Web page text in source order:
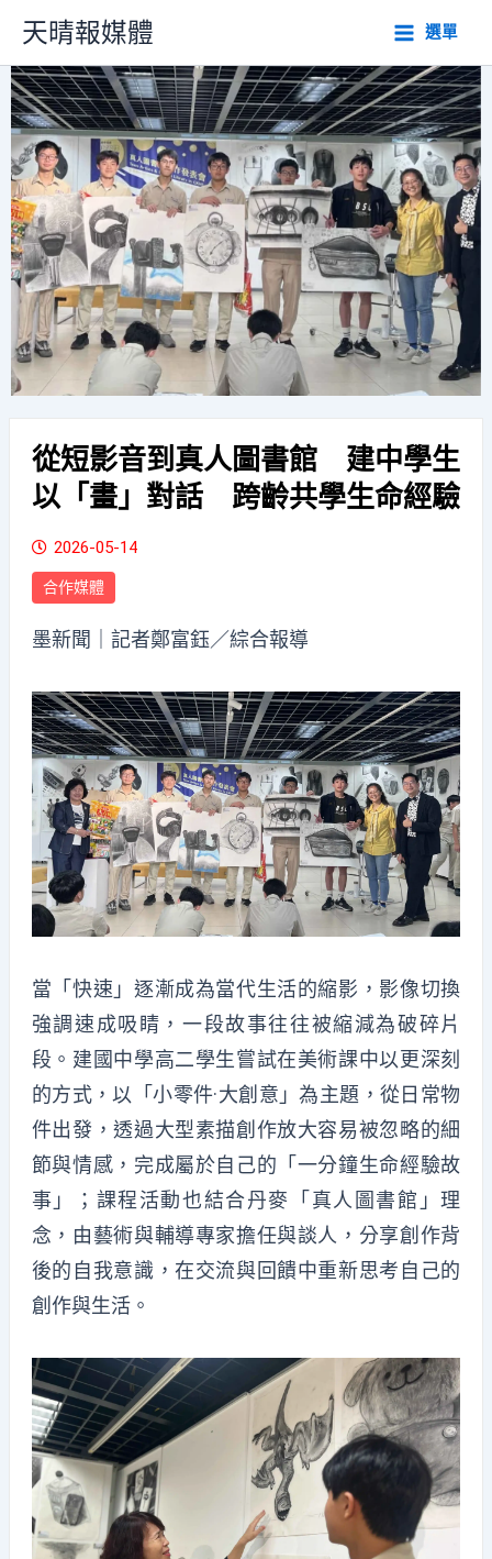
主
要
內
容
天晴報媒體 選單
從短影音到真人圖書館 建中學生
以「畫」對話 跨齡共學生命經驗
2026-05-14
合作媒體
墨新聞 ｜記者鄭富鈺／綜合報導
當「快速」逐漸成為當代生活的縮影，影像切換
強調速成吸睛，一段故事往往被縮減為破碎片
段。建國中學高二學生嘗試在美術課中以更深刻
的方式，以「小零件·大創意」為主題，從日常物
件出發，透過大型素描創作放大容易被忽略的細
節與情感，完成屬於自己的「一分鐘生命經驗故
事」；課程活動也結合丹麥「真人圖書館」理
念，由藝術與輔導專家擔任與談人，分享創作背
後的自我意識，在交流與回饋中重新思考自己的
創作與生活。